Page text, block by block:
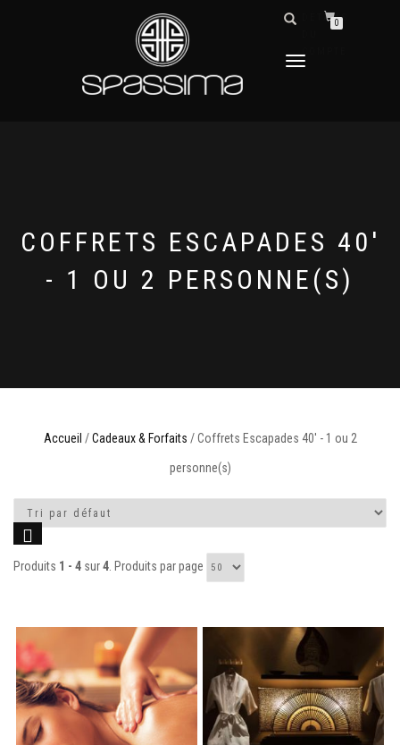
DÉPLIER
DÉTAILS
0
COFFRETS ESCAPADES 40'
- 1 OU 2 PERSONNE(S)
Accueil /Cadeaux & Forfaits / Coffrets Escapades 40' - 1 ou 2
personne(s)
Produits 1 - 4 sur4. Produits par page